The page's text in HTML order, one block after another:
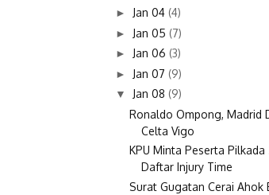
► Jan 04 (4)
► Jan 05 (7)
► Jan 06 (3)
► Jan 07 (9)
▼ Jan 08 (9)
Ronaldo Ompong, Madrid
Celta Vigo
KPU Minta Peserta Pilkada
Daftar Injury Time
Surat Gugatan Cerai Ahok